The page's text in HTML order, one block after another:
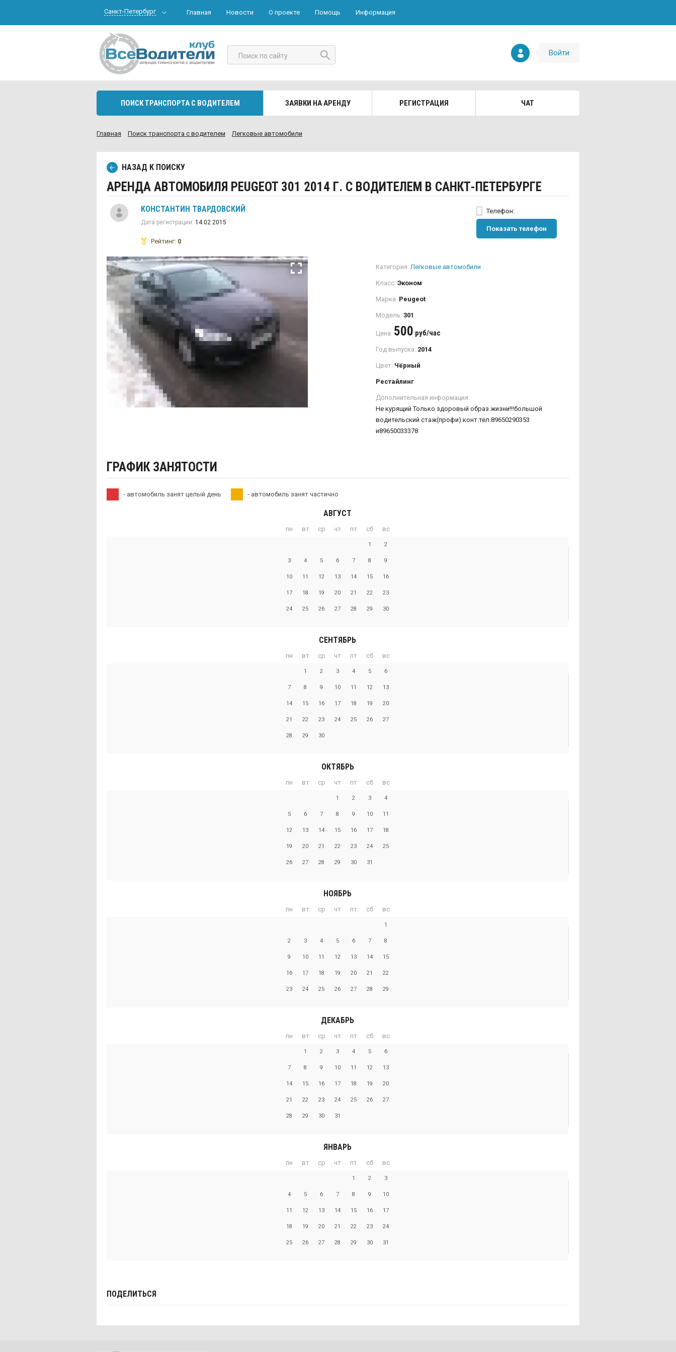
Санкт-Петербург Главная Новости О проекте Помощь Информация
Поиск по сайту Войти
ПОИСК ТРАНСПОРТА С ВОДИТЕЛЕМ ЗАЯВКИ НА АРЕНДУ РЕГИСТРАЦИЯ ЧАТ
Главная Поиск транспорта c водителем Легковые автомобили
НАЗАД К ПОИСКУ
АРЕНДА АВТОМОБИЛЯ PEUGEOT 301 2014 Г. С ВОДИТЕЛЕМ В САНКТ-ПЕТЕРБУРГЕ
КОНСТАНТИН ТВАРДОВСКИЙ
Дата регистрации: 14.02.2015
Рейтинг: 0
Телефон:
Показать телефон
Категория: Легковые автомобили
Класс: Эконом
Марка: Peugeot
Модель: 301
Цена: 500 руб/час
Год выпуска: 2014
Цвет: Чёрный
Рестайлинг
Дополнительная информация:
Не курящий Только здоровый образ жизни!!!большой
водительский стаж(профи).конт.тел.89650290353
и89650033378
ГРАФИК ЗАНЯТОСТИ
- автомобиль занят целый день - автомобиль занят частично
АВГУСТ
пн вт ср чт пт сб вс
1 2
3 4 5 6 7 8 9
10 11 12 13 14 15 16
17 18 19 20 21 22 23
24 25 26 27 28 29 30
СЕНТЯБРЬ
пн вт ср чт пт сб вс
1 2 3 4 5 6
7 8 9 10 11 12 13
14 15 16 17 18 19 20
21 22 23 24 25 26 27
28 29 30
ОКТЯБРЬ
пн вт ср чт пт сб вс
1 2 3 4
5 6 7 8 9 10 11
12 13 14 15 16 17 18
19 20 21 22 23 24 25
26 27 28 29 30 31
НОЯБРЬ
пн вт ср чт пт сб вс
1
2 3 4 5 6 7 8
9 10 11 12 13 14 15
16 17 18 19 20 21 22
23 24 25 26 27 28 29
ДЕКАБРЬ
пн вт ср чт пт сб вс
1 2 3 4 5 6
7 8 9 10 11 12 13
14 15 16 17 18 19 20
21 22 23 24 25 26 27
28 29 30 31
ЯНВАРЬ
пн вт ср чт пт сб вс
1 2 3
4 5 6 7 8 9 10
11 12 13 14 15 16 17
18 19 20 21 22 23 24
25 26 27 28 29 30 31
ПОДЕЛИТЬСЯ